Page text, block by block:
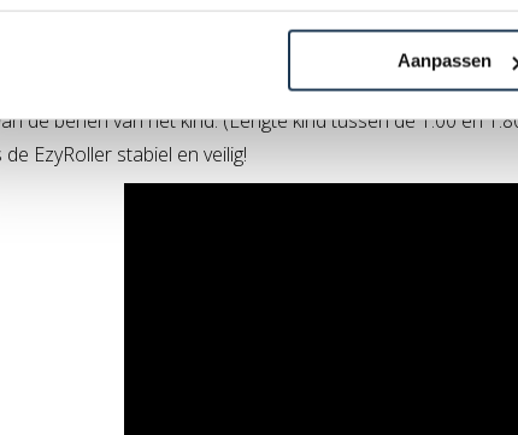
Aanpassen
geasfalteerde paden maar doet het ook gewoon goed
de benen van het kind. (Lengte kind tussen de 1.00 en
EzyRoller stabiel en veilig!